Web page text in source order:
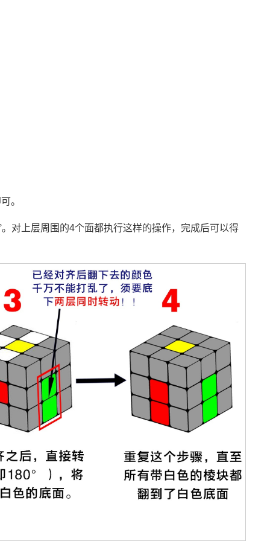
。
对上层周围的4个面都执行这样的操作，完成后可以得